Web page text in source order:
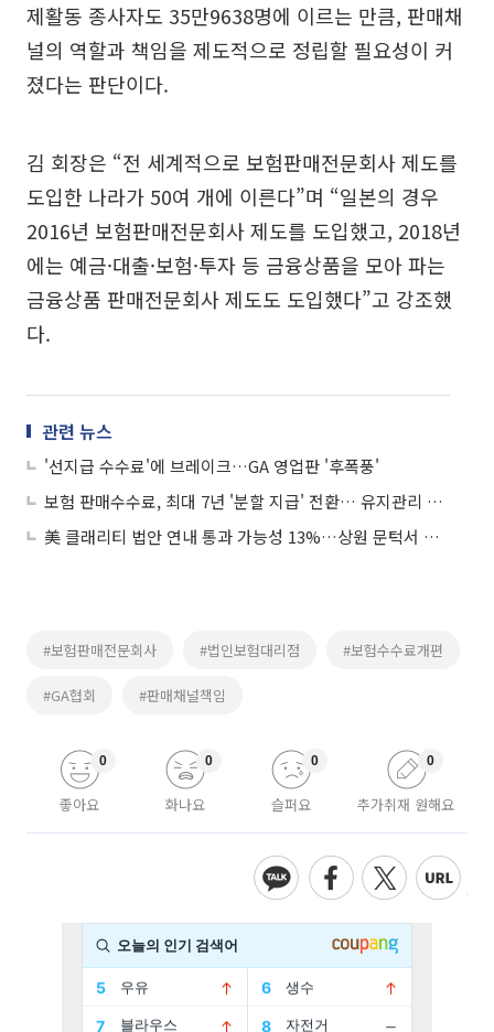
제활동 종사자도 35만9638명에 이르는 만큼, 판매채
널의 역할과 책임을 제도적으로 정립할 필요성이 커
졌다는 판단이다.
김 회장은 “전 세계적으로 보험판매전문회사 제도를
도입한 나라가 50여 개에 이른다”며 “일본의 경우
2016년 보험판매전문회사 제도를 도입했고, 2018년
에는 예금·대출·보험·투자 등 금융상품을 모아 파는
금융상품 판매전문회사 제도도 도입했다”고 강조했
다.
관련 뉴스
'선지급 수수료'에 브레이크…GA 영업판 '후폭풍'
보험 판매수수료, 최대 7년 '분할 지급' 전환… 유지관리 수수료 도입
美 클래리티 법안 연내 통과 가능성 13%…상원 문턱서 제동
#보험판매전문회사 #법인보험대리점 #보험수수료개편
#GA협회 #판매채널책임
좋아요
0
화나요
0
슬퍼요
0
추가취재 원해요
0